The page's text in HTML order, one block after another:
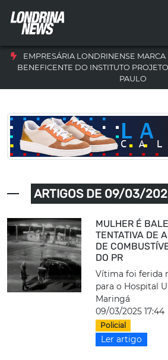
EMPRESÁRIA LONDRINENSE
BENEFICENTE DO INSTITUTO
PAULO
ARTIGOS DE 09/03/
MULHER É
TENTATIVA DE
DE
DO PR
Vítima foi ferida
para o Hospital
Maringá
09/03/2025 17:44
Policial
Ler artigo